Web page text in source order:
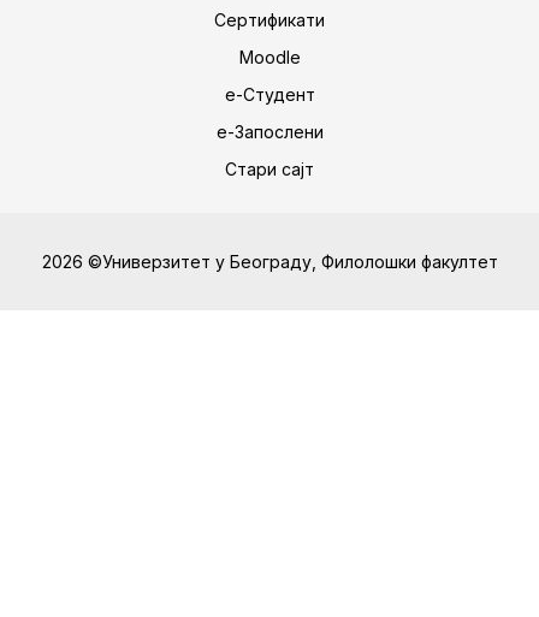
Сертификати
Moodle
е-Студент
е-Запослени
Стари сајт
2026 ©Универзитет у Београду, Филолошки факултет